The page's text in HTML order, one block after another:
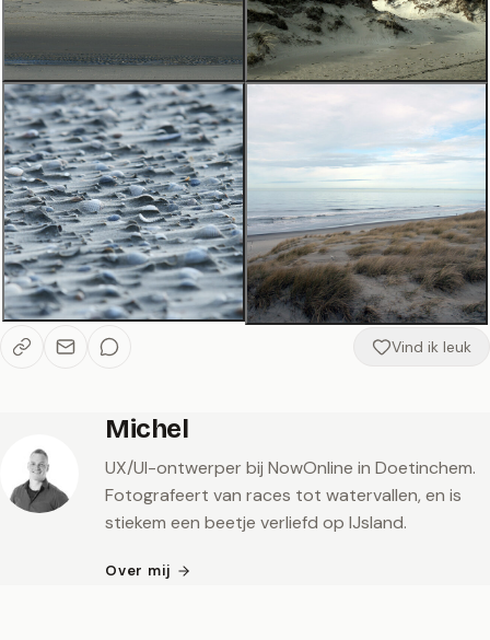
Vind ik leuk
Michel
UX/UI-ontwerper bij NowOnline in Doetinchem.
Fotografeert van races tot watervallen, en is
stiekem een beetje verliefd op IJsland.
Over mij